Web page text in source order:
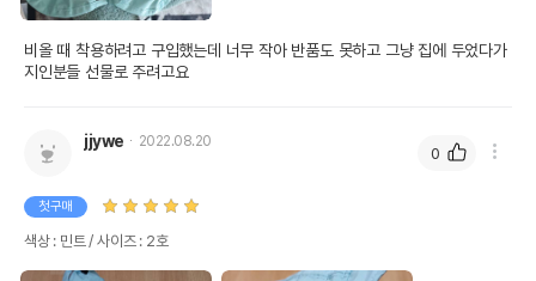
비올 때 착용하려고 구입했는데 너무 작아 반품도 못하고 그냥 집에 두었다가
지인분들 선물로 주려고요
jjywe 2022.08.20
첫구매
색상 : 민트 / 사이즈 : 2호
0